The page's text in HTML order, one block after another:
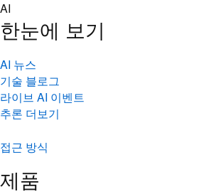
Skip
to
content
AI
한눈에 보기
AI 뉴스
기술 블로그
라이브 AI 이벤트
추론 더보기
접근 방식
제품